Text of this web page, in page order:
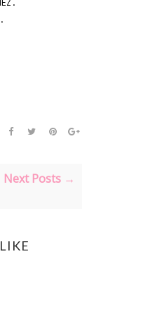
Next Posts →